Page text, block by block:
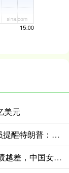
美元
益阳指 为给中国运油，伊朗要拼了，美官员提醒特朗普：中国必须做出选择
万全之策 观点：24年换16位教练、越换战绩越差，中国女足别把换帅当做“万灵丹”